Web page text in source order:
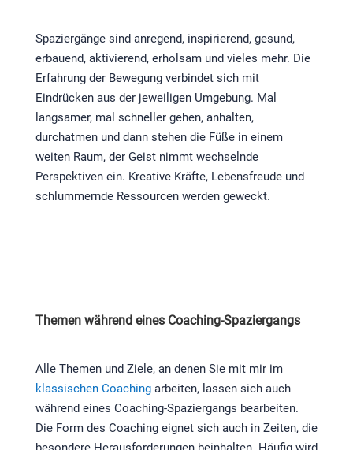
Spaziergänge sind anregend, inspirierend, gesund,
erbauend, aktivierend, erholsam und vieles mehr. Die
Erfahrung der Bewegung verbindet sich mit
Eindrücken aus der jeweiligen Umgebung. Mal
langsamer, mal schneller gehen, anhalten,
durchatmen und dann stehen die Füße in einem
weiten Raum, der Geist nimmt wechselnde
Perspektiven ein. Kreative Kräfte, Lebensfreude und
schlummernde Ressourcen werden geweckt.
Themen während eines Coaching-Spaziergangs
Alle Themen und Ziele, an denen Sie mit mir im
klassischen Coachingarbeiten, lassen sich auch
während eines Coaching-Spaziergangs bearbeiten.
Die Form des Coaching eignet sich auch in Zeiten, die